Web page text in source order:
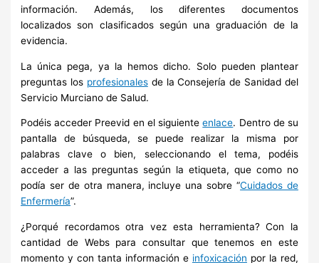
información. Además, los diferentes documentos
localizados son clasificados según una graduación de la
evidencia.
La única pega, ya la hemos dicho. Solo pueden plantear
preguntas los profesionalesde la Consejería de Sanidad del
Servicio Murciano de Salud.
Podéis acceder Preevid en el siguienteenlace. Dentro de su
pantalla de búsqueda, se puede realizar la misma por
palabras clave o bien, seleccionando el tema, podéis
acceder a las preguntas según la etiqueta, que como no
podía ser de otra manera, incluye una sobre “Cuidados de
Enfermería”.
¿Porqué recordamos otra vez esta herramienta? Con la
cantidad de Webs para consultar que tenemos en este
momento y con tanta información e infoxicación por la red,